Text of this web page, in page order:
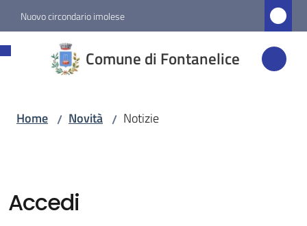
Vai al contenuto
Vai alla navigazione
Vai al footer
Nuovo circondario imolese
Comune di Fontanelice
Fontanelice
Amministrazione
Home / Novità / Notizie
Accedi